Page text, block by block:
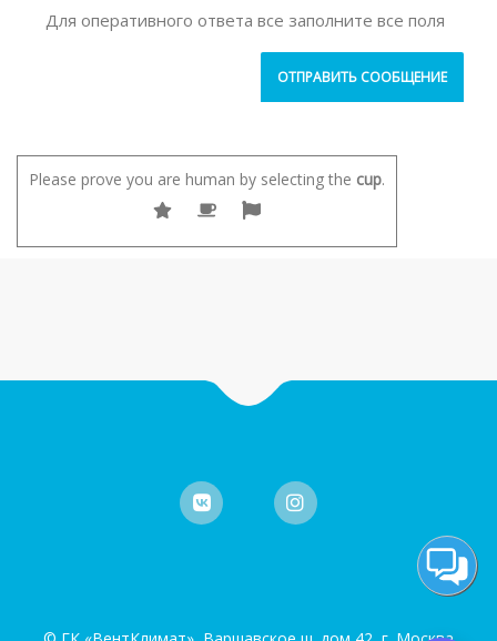
Для оперативного ответа все заполните все поля
Please prove you are human by selecting the cup.